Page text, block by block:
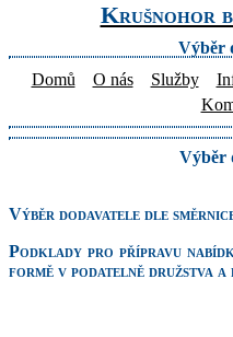
Krušnohor
Výběr
Domů
O nás Služby
Výběr
Výběr dodavatele dle
Podklady pro přípravu
formě v podatelně družstva